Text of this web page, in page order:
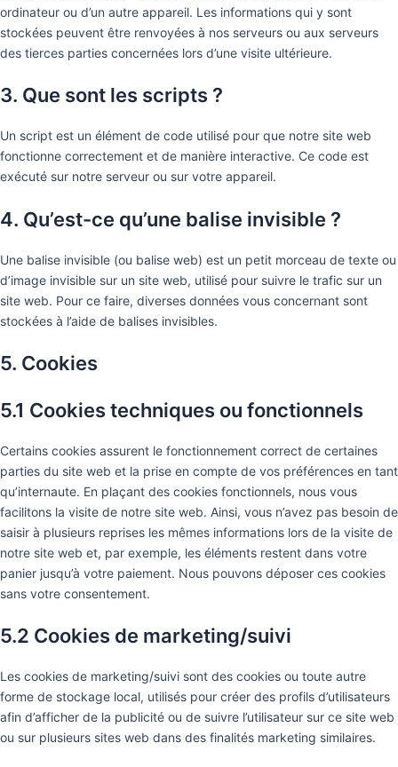
ordinateur ou d’un autre appareil. Les informations qui y sont
stockées peuvent être renvoyées à nos serveurs ou aux serveurs
des tierces parties concernées lors d’une visite ultérieure.
3. Que sont les scripts ?
Un script est un élément de code utilisé pour que notre site web
fonctionne correctement et de manière interactive. Ce code est
exécuté sur notre serveur ou sur votre appareil.
4. Qu’est-ce qu’une balise invisible ?
Une balise invisible (ou balise web) est un petit morceau de texte ou
d’image invisible sur un site web, utilisé pour suivre le trafic sur un
site web. Pour ce faire, diverses données vous concernant sont
stockées à l’aide de balises invisibles.
5. Cookies
5.1 Cookies techniques ou fonctionnels
Certains cookies assurent le fonctionnement correct de certaines
parties du site web et la prise en compte de vos préférences en tant
qu’internaute. En plaçant des cookies fonctionnels, nous vous
facilitons la visite de notre site web. Ainsi, vous n’avez pas besoin de
saisir à plusieurs reprises les mêmes informations lors de la visite de
notre site web et, par exemple, les éléments restent dans votre
panier jusqu’à votre paiement. Nous pouvons déposer ces cookies
sans votre consentement.
5.2 Cookies de marketing/suivi
Les cookies de marketing/suivi sont des cookies ou toute autre
forme de stockage local, utilisés pour créer des profils d’utilisateurs
afin d’afficher de la publicité ou de suivre l’utilisateur sur ce site web
ou sur plusieurs sites web dans des finalités marketing similaires.